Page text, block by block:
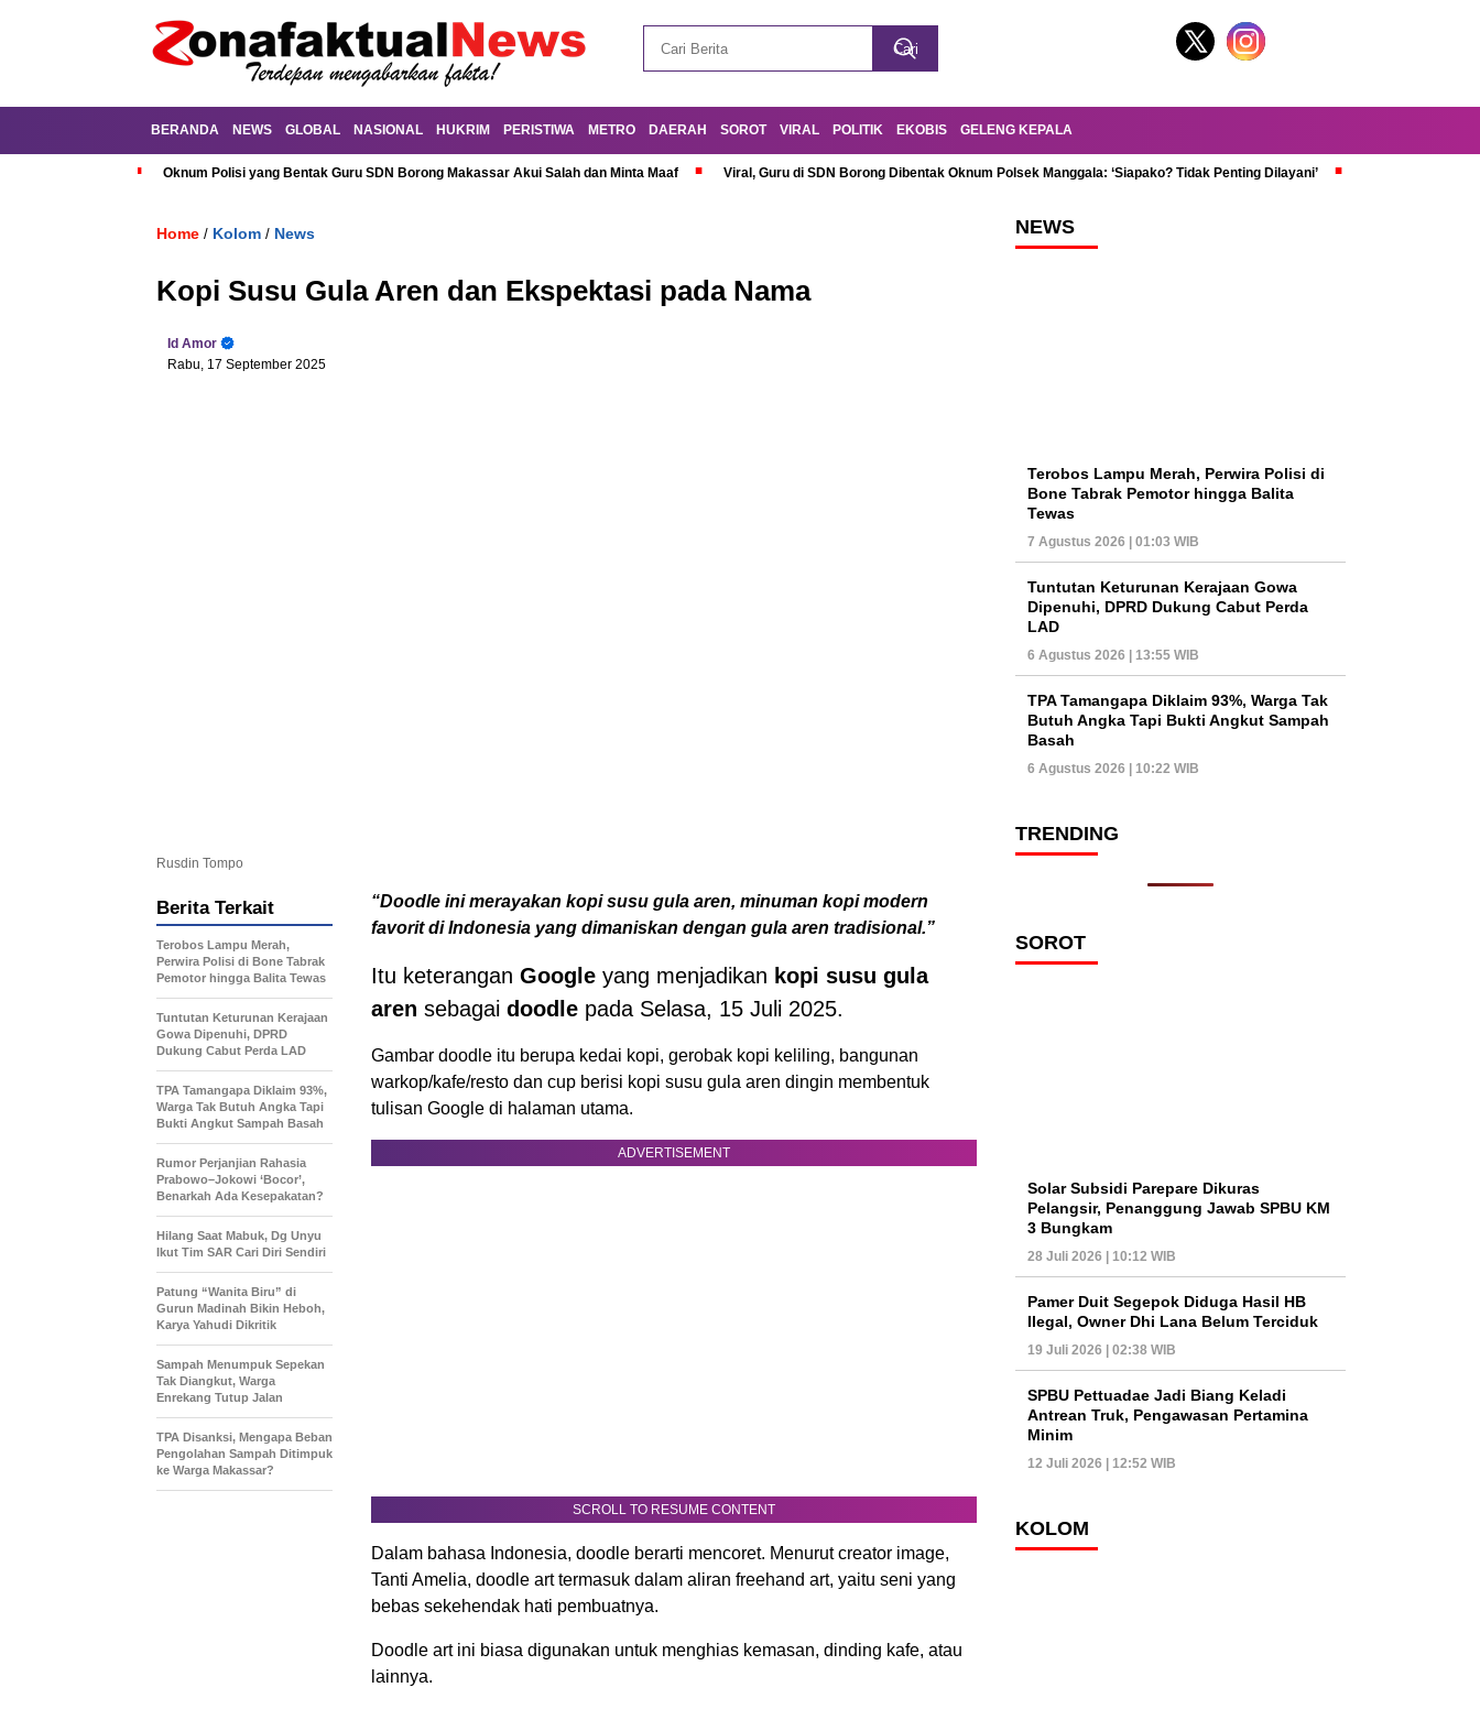
BERANDA NEWS GLOBAL NASIONAL HUKRIM PERISTIWA METRO DAERAH SOROT VIRAL POLITIK EKOBIS GELENG KEPALA
Oknum Polisi yang Bentak Guru SDN Borong Makassar Akui Salah dan Minta Maaf Viral, Guru di SDN Borong Dibentak Oknum Polsek Manggala: ‘Siapako? Tidak Penting Dilayani’
Home / Kolom / News
Kopi Susu Gula Aren dan Ekspektasi pada Nama
Id Amor
Rabu, 17 September 2025
Rusdin Tompo
“Doodle ini merayakan kopi susu gula aren, minuman kopi modern
favorit di Indonesia yang dimaniskan dengan gula aren tradisional.”
Itu keterangan Google yang menjadikan kopi susu gula
aren sebagai doodle pada Selasa, 15 Juli 2025.
Gambar doodle itu berupa kedai kopi, gerobak kopi keliling, bangunan
warkop/kafe/resto dan cup berisi kopi susu gula aren dingin membentuk
tulisan Google di halaman utama.
ADVERTISEMENT
SCROLL TO RESUME CONTENT
Dalam bahasa Indonesia, doodle berarti mencoret. Menurut creator image,
Tanti Amelia, doodle art termasuk dalam aliran freehand art, yaitu seni yang
bebas sekehendak hati pembuatnya.
Doodle art ini biasa digunakan untuk menghias kemasan, dinding kafe, atau
lainnya.
Berita Terkait
Terobos Lampu Merah,
Perwira Polisi di Bone Tabrak
Pemotor hingga Balita Tewas
Tuntutan Keturunan Kerajaan
Gowa Dipenuhi, DPRD
Dukung Cabut Perda LAD
TPA Tamangapa Diklaim 93%,
Warga Tak Butuh Angka Tapi
Bukti Angkut Sampah Basah
Rumor Perjanjian Rahasia
Prabowo–Jokowi ‘Bocor’,
Benarkah Ada Kesepakatan?
Hilang Saat Mabuk, Dg Unyu
Ikut Tim SAR Cari Diri Sendiri
Patung “Wanita Biru” di
Gurun Madinah Bikin Heboh,
Karya Yahudi Dikritik
Sampah Menumpuk Sepekan
Tak Diangkut, Warga
Enrekang Tutup Jalan
TPA Disanksi, Mengapa Beban
Pengolahan Sampah Ditimpuk
ke Warga Makassar?
NEWS
Terobos Lampu Merah, Perwira Polisi di
Bone Tabrak Pemotor hingga Balita
Tewas
7 Agustus 2026 | 01:03 WIB
Tuntutan Keturunan Kerajaan Gowa
Dipenuhi, DPRD Dukung Cabut Perda
LAD
6 Agustus 2026 | 13:55 WIB
TPA Tamangapa Diklaim 93%, Warga Tak
Butuh Angka Tapi Bukti Angkut Sampah
Basah
6 Agustus 2026 | 10:22 WIB
TRENDING
SOROT
Solar Subsidi Parepare Dikuras
Pelangsir, Penanggung Jawab SPBU KM
3 Bungkam
28 Juli 2026 | 10:12 WIB
Pamer Duit Segepok Diduga Hasil HB
Ilegal, Owner Dhi Lana Belum Terciduk
19 Juli 2026 | 02:38 WIB
SPBU Pettuadae Jadi Biang Keladi
Antrean Truk, Pengawasan Pertamina
Minim
12 Juli 2026 | 12:52 WIB
KOLOM